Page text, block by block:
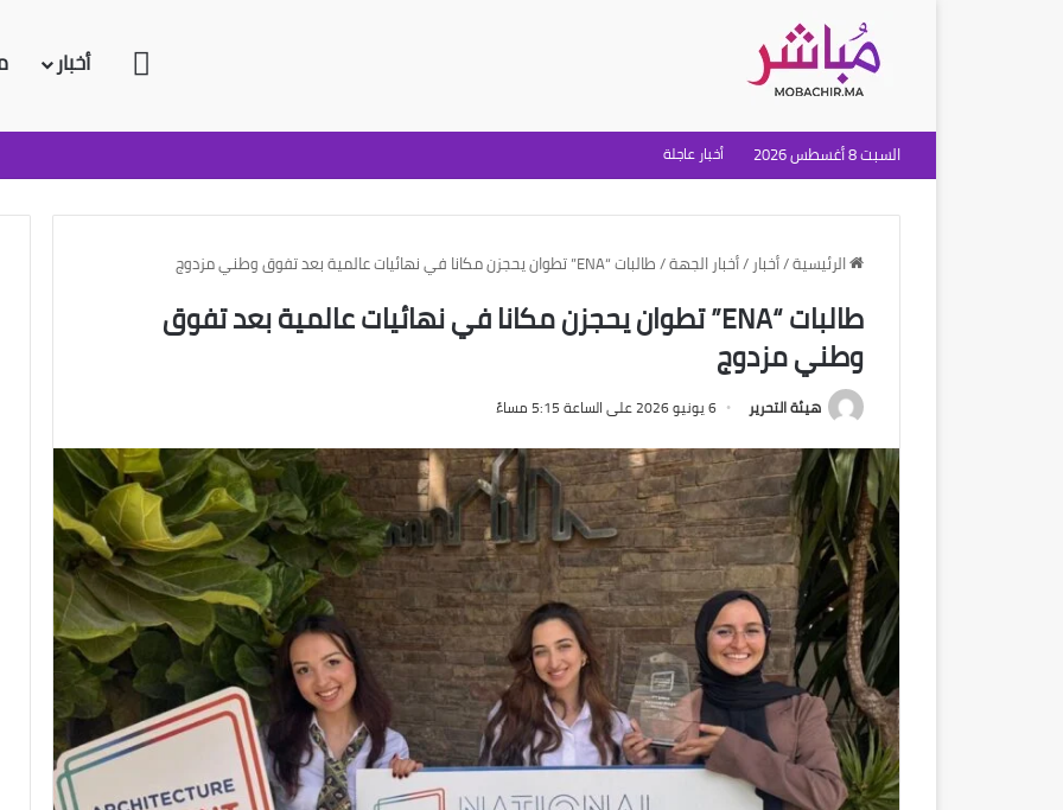
الرئيسية
أخبار
السبت 8 أغسطس 2026 أخبار عاجلة
الرئيسية/أخبار /أخبار الجهة/طالبات “ENA” تطوان يحجزن مكانا في نهائيات عالمية بعد تفوق وطني مزدوج
طالبات “ENA” تطوان يحجزن مكانا في نهائيات عالمية بعد تفوق
وطني مزدوج
هيئة التحرير 6 يونيو 2026 على الساعة 5:15 مساءً